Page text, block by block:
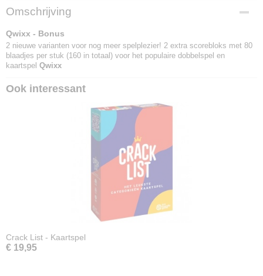
EAN code
8718026304546
Omschrijving
Qwixx - Bonus
2 nieuwe varianten voor nog meer spelplezier! 2 extra scorebloks met 80
blaadjes per stuk (160 in totaal) voor het populaire dobbelspel en
kaartspel Qwixx
Ook interessant
Crack List - Kaartspel
€ 19,95